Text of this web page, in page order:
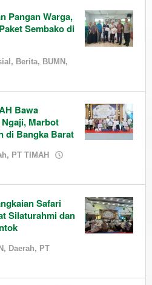
Pangan Warga,
Sembako di
, Berita, BUMN ,
Bawa
Marbot
di Bangka Barat
, PT TIMAH
Safari
Silaturahmi dan
, Daerah, PT